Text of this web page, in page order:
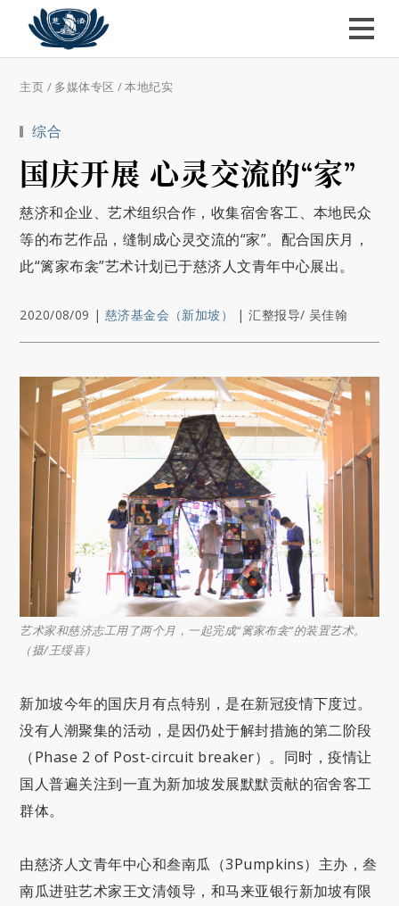
主页 / 多媒体专区 /本地纪实
综合
国庆开展 心灵交流的“家”
慈济和企业、艺术组织合作，收集宿舍客工、本地民众
等的布艺作品，缝制成心灵交流的“家”。配合国庆月，
此“篱家布衾”艺术计划已于慈济人文青年中心展出。
2020/08/09 | 慈济基金会（新加坡） |汇整报导/ 吴佳翰
艺术家和慈济志工用了两个月，一起完成“篱家布衾”的装置艺术。
（摄/王绥喜）
新加坡今年的国庆月有点特别，是在新冠疫情下度过。
没有人潮聚集的活动，是因仍处于解封措施的第二阶段
（Phase 2 of Post-circuit breaker）。同时，疫情让
国人普遍关注到一直为新加坡发展默默贡献的宿舍客工
群体。
由慈济人文青年中心和叁南瓜（3Pumpkins）主办，叁
南瓜进驻艺术家王文清领导，和马来亚银行新加坡有限